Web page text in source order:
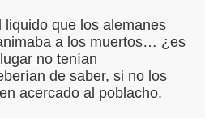
que los alemanes
a los muertos… ¿es
no tenían
de saber, si no los
acercado al poblacho.